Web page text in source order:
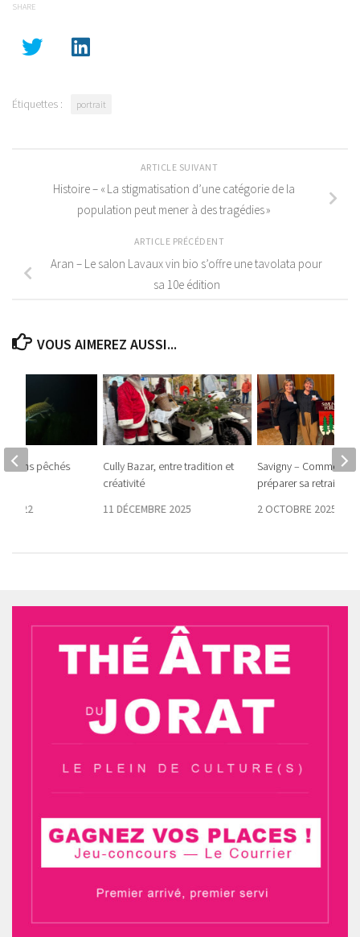
SHARE
Étiquettes : portrait
ARTICLE SUIVANT
Histoire – « La stigmatisation d’une catégorie de la
population peut mener à des tragédies »
ARTICLE PRÉCÉDENT
Aran – Le salon Lavaux vin bio s’offre une tavolata pour
sa 10e édition
VOUS AIMEREZ AUSSI...
Cully Bazar, entre tradition et
créativité
11 DÉCEMBRE 2025
Savigny – Comment
préparer sa retraite
2 OCTOBRE 2025
pêchés
2022